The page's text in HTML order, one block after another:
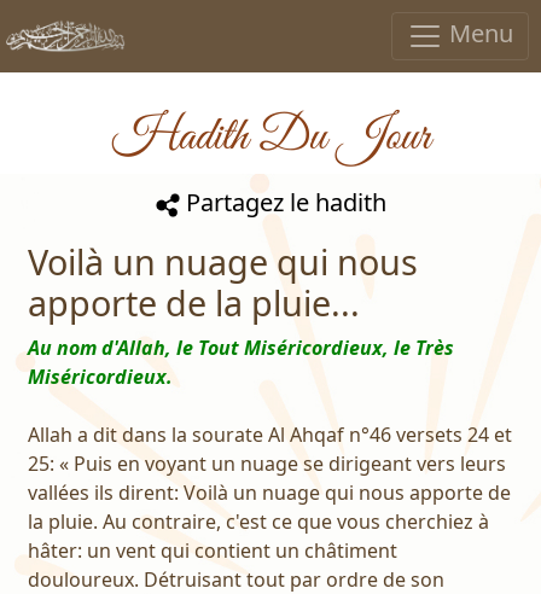
Menu
Hadith Du Jour
Partagez le hadith
Voilà un nuage qui nous
apporte de la pluie...
Au nom d'Allah, le Tout Miséricordieux, le Très
Miséricordieux.
Allah a dit dans la sourate Al Ahqaf n°46 versets 24 et
25: « Puis en voyant un nuage se dirigeant vers leurs
vallées ils dirent: Voilà un nuage qui nous apporte de
la pluie. Au contraire, c'est ce que vous cherchiez à
hâter: un vent qui contient un châtiment
douloureux. Détruisant tout par ordre de son